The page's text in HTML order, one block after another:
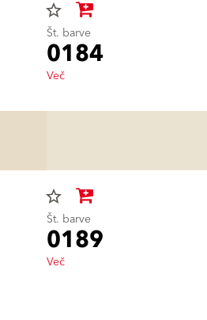
star_border
Št. barve
0184
Več
star_border
Št. barve
0189
Več